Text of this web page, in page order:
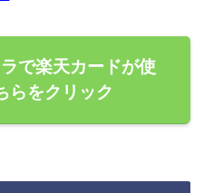
で楽天カードが使
らをクリック